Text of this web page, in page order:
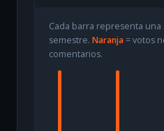
Cada barra representa
semestre. Naranja= votos
comentarios.